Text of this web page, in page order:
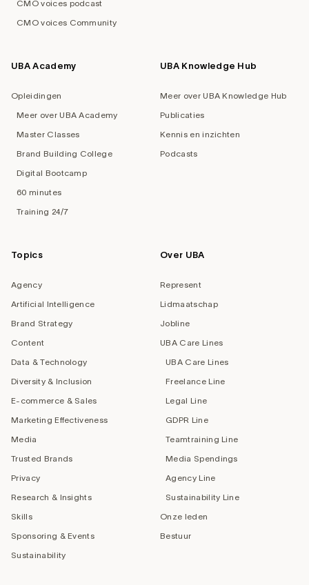
CMO voices podcast
CMO voices Community
UBA Academy
Opleidingen
Meer over UBA Academy
Master Classes
Brand Building College
Digital Bootcamp
60 minutes
Training 24/7
UBA Knowledge Hub
Meer over UBA Knowledge Hub
Publicaties
Kennis en inzichten
Podcasts
Topics
Agency
Artificial Intelligence
Brand Strategy
Content
Data & Technology
Diversity & Inclusion
E-commerce & Sales
Marketing Effectiveness
Media
Trusted Brands
Privacy
Research & Insights
Skills
Sponsoring & Events
Sustainability
Over UBA
Represent
Lidmaatschap
Jobline
UBA Care Lines
UBA Care Lines
Freelance Line
Legal Line
GDPR Line
Teamtraining Line
Media Spendings
Agency Line
Sustainability Line
Onze leden
Bestuur